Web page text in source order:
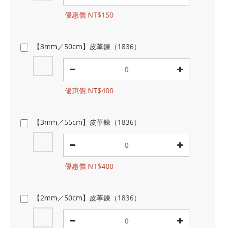
優惠價 NT$150
【3mm／50cm】皮革鍊（1836）
優惠價 NT$400
【3mm／55cm】皮革鍊（1836）
優惠價 NT$400
【2mm／50cm】皮革鍊（1836）